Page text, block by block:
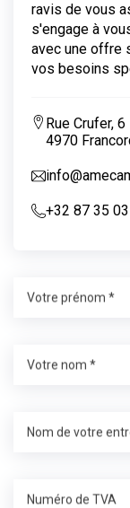
ravis de vous
s'engage à
avec une offre
vos besoins
Rue Crufer, 6
4970
+32 87 35
Votre prénom *
Votre nom *
Nom de votre
Numéro de TVA